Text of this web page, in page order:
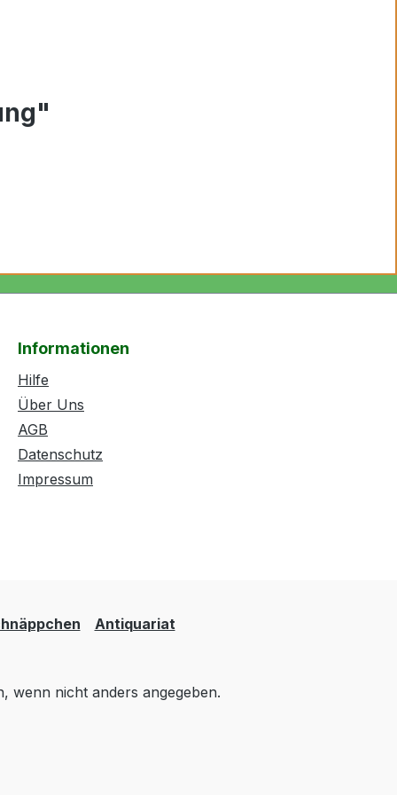
Informationen
Hilfe
Über Uns
AGB
Datenschutz
Impressum
Antiquariat
wenn nicht anders angegeben.